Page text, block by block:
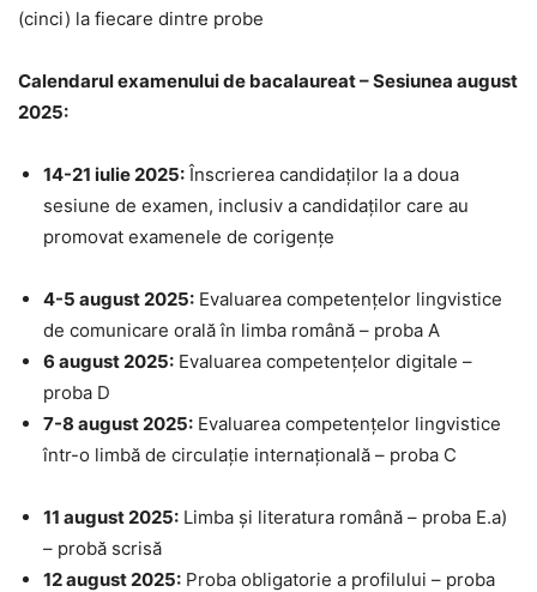
(cinci) la fiecare dintre probe
Calendarul examenului de bacalaureat – Sesiunea august
2025:
14-21 iulie 2025: Înscrierea candidaților la a doua
sesiune de examen, inclusiv a candidaților care au
promovat examenele de corigențe
4-5 august 2025: Evaluarea competențelor lingvistice
de comunicare orală în limba română – proba A
6 august 2025: ⁠Evaluarea competențelor digitale –
proba D
7-8 august 2025: Evaluarea competențelor lingvistice
într-o limbă de circulație internațională – proba C
11 august 2025: Limba și literatura română – proba E.a)
– probă scrisă
12 august 2025: Proba obligatorie a profilului – proba